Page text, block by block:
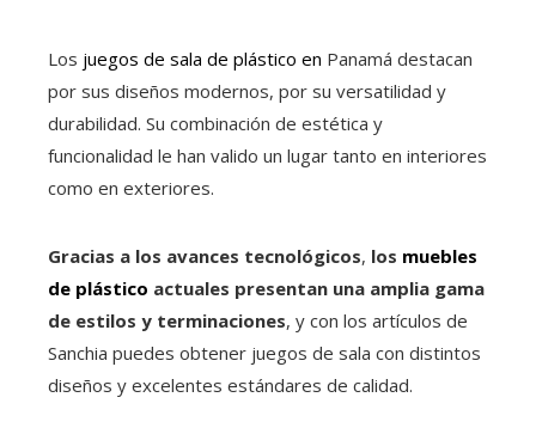
Los juegos de sala de plástico en Panamá destacan
por sus diseños modernos, por su versatilidad y
durabilidad. Su combinación de estética y
funcionalidad le han valido un lugar tanto en interiores
como en exteriores.
Gracias a los avances tecnológicos, los muebles
de plástico actuales presentan una amplia gama
de estilos y terminaciones, y con los artículos de
Sanchia puedes obtener juegos de sala con distintos
diseños y excelentes estándares de calidad.